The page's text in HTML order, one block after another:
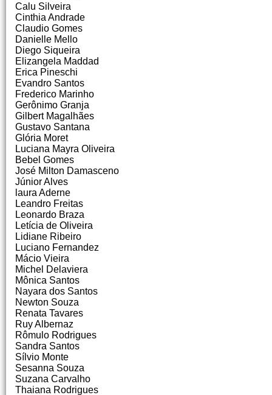
Calu Silveira
Cinthia Andrade
Claudio Gomes
Danielle Mello
Diego Siqueira
Elizangela Maddad
Erica Pineschi
Evandro Santos
Frederico Marinho
Gerônimo Granja
Gilbert Magalhães
Gustavo Santana
Glória Moret
Luciana Mayra Oliveira
Bebel Gomes
José Milton Damasceno
Júnior Alves
laura Aderne
Leandro Freitas
Leonardo Braza
Letícia de Oliveira
Lidiane Ribeiro
Luciano Fernandez
Mácio Vieira
Michel Delaviera
Mônica Santos
Nayara dos Santos
Newton Souza
Renata Tavares
Ruy Albernaz
Rômulo Rodrigues
Sandra Santos
Sílvio Monte
Sesanna Souza
Suzana Carvalho
Thaiana Rodrigues